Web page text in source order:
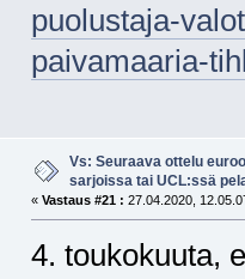
puolustaja-
paivamaaria-
Vs: Seuraava ottelu
sarjoissa tai UCL:ssä
« Vastaus #21 : 27.04.2020,
4. toukokuuta,